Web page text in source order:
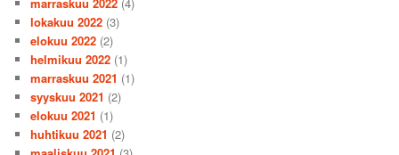
lokakuu 2022 (3)
elokuu 2022 (2)
helmikuu 2022 (1)
marraskuu 2021 (1)
syyskuu 2021 (2)
elokuu 2021 (1)
huhtikuu 2021 (2)